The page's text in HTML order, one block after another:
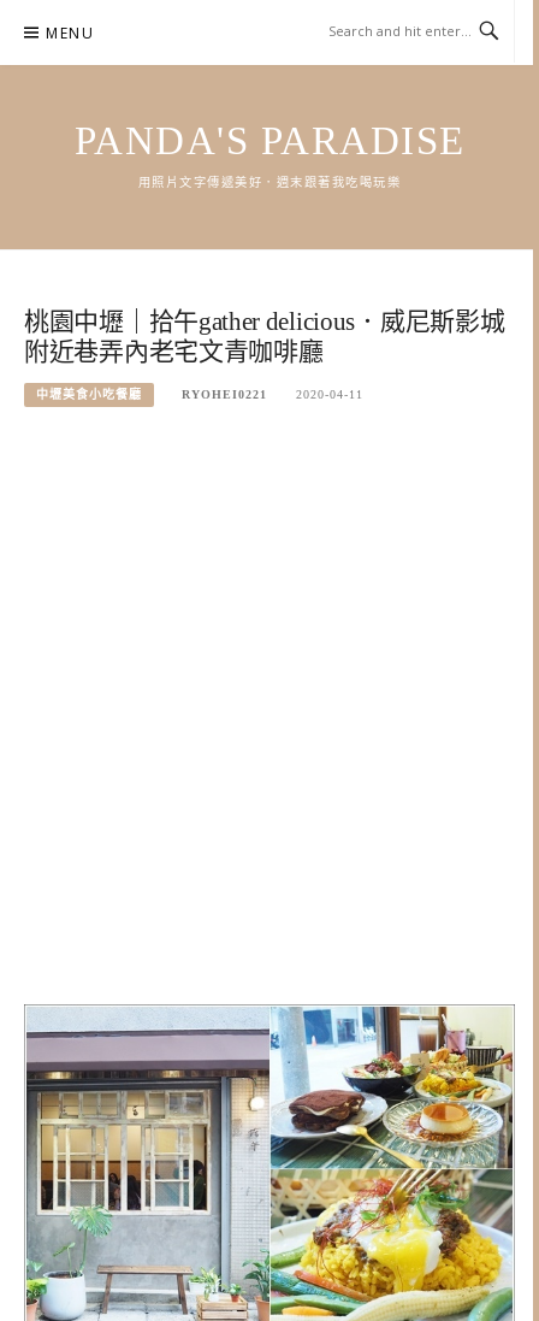
content
MENU
PANDA'S PARADISE
用照片文字傳遞美好．週末跟著我吃喝玩樂
桃園中壢｜拾午gather delicious．威尼斯影城
附近巷弄內老宅文青咖啡廳
中壢美食小吃餐廳 RYOHEI0221 2020-04-11